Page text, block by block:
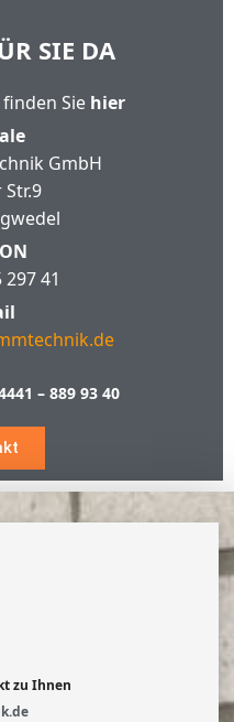
SIE DA
Sie hier
GmbH
Str.9
297 41
– 889 93 40
zu Ihnen